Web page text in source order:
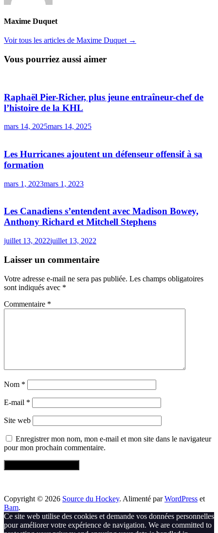
Maxime Duquet
Voir tous les articles de Maxime Duquet →
Vous pourriez aussi aimer
Raphaël Pier-Richer, plus jeune entraîneur-chef de
l’histoire de la KHL
mars 14, 2025mars 14, 2025
Les Hurricanes ajoutent un défenseur offensif à sa
formation
mars 1, 2023mars 1, 2023
Les Canadiens s’entendent avec Madison Bowey,
Anthony Richard et Mitchell Stephens
juillet 13, 2022juillet 13, 2022
Laisser un commentaire
Votre adresse e-mail ne sera pas publiée. Les champs obligatoires
sont indiqués avec *
Commentaire *
Nom *
E-mail *
Site web
Enregistrer mon nom, mon e-mail et mon site dans le navigateur
pour mon prochain commentaire.
Copyright © 2026 Source du Hockey. Alimenté parWordPress et
Bam.
Ce site web utilise des cookies et demande vos données personnelles
pour améliorer votre expérience de navigation. We are committed to